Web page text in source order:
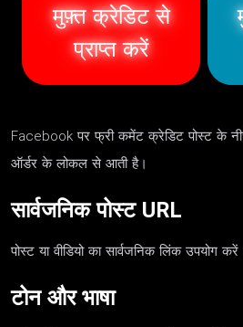
मुफ़्त क्रेडिट से
प्राप्त करें
Facebook पर फ्री कमेंट क्रेडिट पोस्ट के
ऑर्डर के लोकल से आती है।
सार्वजनिक पोस्ट URL
पोस्ट या वीडियो का सार्वजनिक लिंक उपयोग
टोन और भाषा